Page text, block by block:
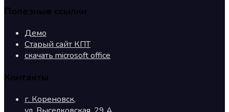
Полезные ссылки
Демо
Старый сайт КПТ
скачать microsoft office
Контакты
г. Кореновск,